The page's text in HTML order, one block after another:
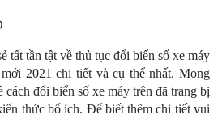
tất tần tật về thủ tục đổi biển số xe máy
2021 chi tiết và cụ thể nhất. Mong
cách đổi biển số xe máy trên đã trang bị
thức bổ ích. Để biết thêm chi tiết vui